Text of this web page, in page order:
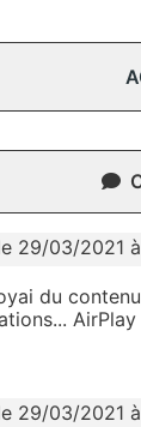
29/03/2021
du
29/03/2021